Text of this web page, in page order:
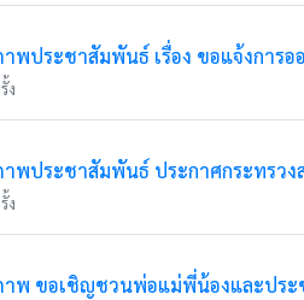
พประชาสัมพันธ์ เรื่อง ขอแจ้งกา
ง
พประชาสัมพันธ์ ประกาศกระทรว
ง
าพ ขอเชิญชวนพ่อแม่พี่น้องและปร